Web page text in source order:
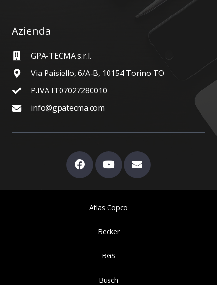
Azienda
GPA-TECMA s.r.l.
Via Paisiello, 6/A-B, 10154 Torino TO
P.IVA IT07027280010
info@gpatecma.com
Atlas Copco
Becker
BGS
Busch